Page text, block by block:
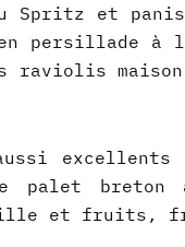
Spritz et
en persillade
raviolis
palet breton
et fruits,